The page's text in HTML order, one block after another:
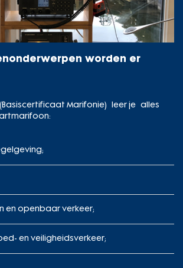
worden er
(Basiscertificaat Marifonie) leer je alles
en openbaar verkeer;
en veiligheidsverkeer;